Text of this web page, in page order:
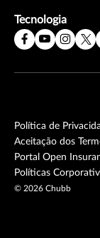
Tecnologia
Política de
Aceitação dos
Portal Open
Políticas
© 2026 Chubb